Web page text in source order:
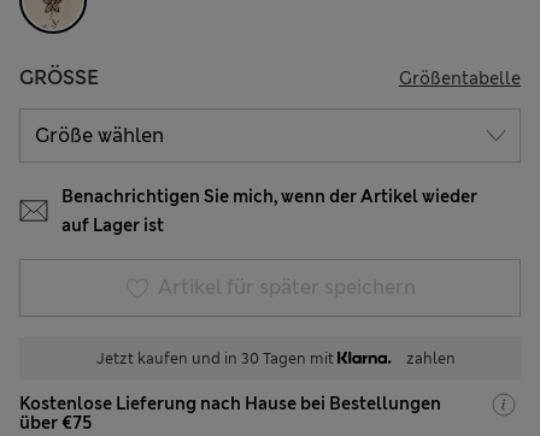
GRÖSSE Größentabelle
Benachrichtigen Sie mich, wenn der Artikel wieder
auf Lager ist
Artikel für später speichern
Jetzt kaufen und in 30 Tagen mit zahlen
Kostenlose Lieferung nach Hause bei Bestellungen
über €75